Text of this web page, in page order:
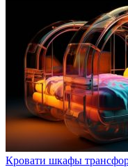
Кровати шкафы